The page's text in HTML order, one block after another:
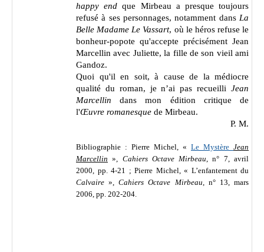
happy end que Mirbeau a presque toujours
refusé à ses personnages, notamment dans La
Belle Madame Le Vassart, où le héros refuse le
bonheur-popote qu'accepte précisément Jean
Marcellin avec Juliette, la fille de son vieil ami
Gandoz.
Quoi qu'il en soit, à cause de la médiocre
qualité du roman, je n’ai pas recueilli Jean
Marcellin dans mon édition critique de
l'Œuvre romanesque de Mirbeau.
P. M.
Bibliographie : Pierre Michel, « Le Mystère Jean
Marcellin », Cahiers Octave Mirbeau, n° 7, avril
2000, pp. 4-21 ; Pierre Michel, « L’enfantement du
Calvaire »,Cahiers Octave Mirbeau, n° 13, mars
2006, pp. 202-204.